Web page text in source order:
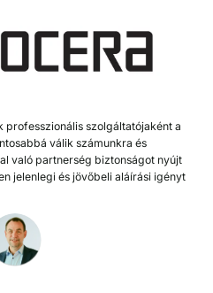
szolgáltatójaként a
válik számunkra és
való partnerség biztonságot nyújt
jelenlegi és jövőbeli aláírási igényt